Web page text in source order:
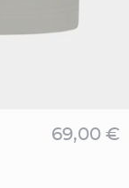
69,00 €